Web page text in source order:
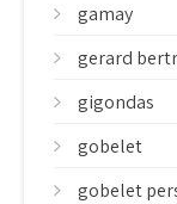
gamay
gerard
gigondas
gobelet
gobelet